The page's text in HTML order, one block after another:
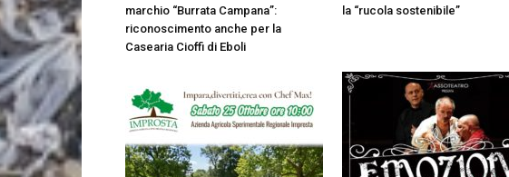
marchio “Burrata Campana”:
riconoscimento anche per la
Casearia Cioffi di Eboli
la “rucola sostenibile”